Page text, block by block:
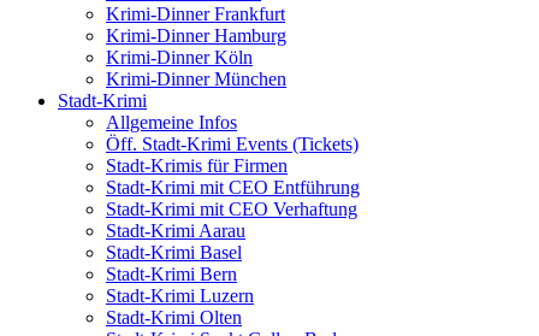
Krimi-Dinner Frankfurt
Krimi-Dinner Hamburg
Krimi-Dinner Köln
Krimi-Dinner München
Stadt-Krimi
Allgemeine Infos
Öff. Stadt-Krimi Events (Tickets)
Stadt-Krimis für Firmen
Stadt-Krimi mit CEO Entführung
Stadt-Krimi mit CEO Verhaftung
Stadt-Krimi Aarau
Stadt-Krimi Basel
Stadt-Krimi Bern
Stadt-Krimi Luzern
Stadt-Krimi Olten